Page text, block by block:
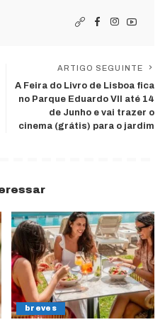
ARTIGO SEGUINTE
A Feira do Livro de Lisboa fica
no Parque Eduardo VII até 14
de Junho e vai trazer o
cinema (grátis) para o jardim
breves